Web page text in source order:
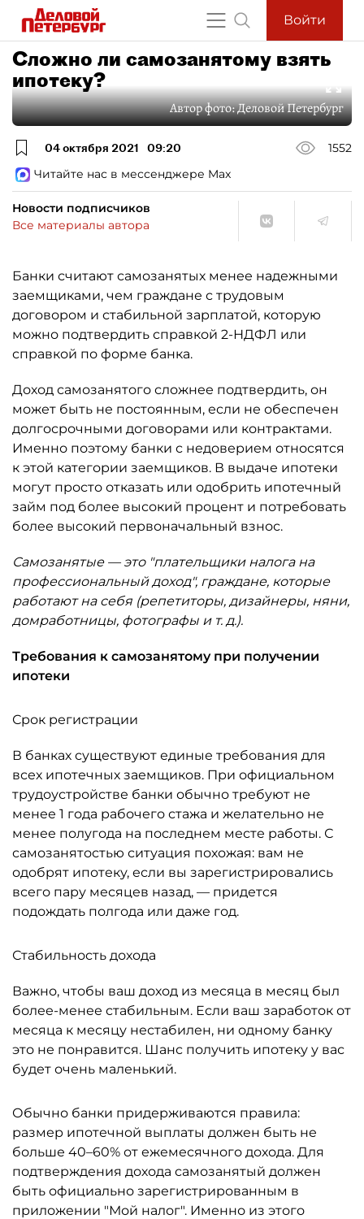
Войти
Сложно ли самозанятому взять
ипотеку?
Автор фото:Деловой Петербург
04 октября 2021 09:20
1552
Читайте нас в мессенджере Max
Новости подписчиков
Все материалы автора
Банки считают самозанятых менее надежными
заемщиками, чем граждане с трудовым
договором и стабильной зарплатой, которую
можно подтвердить справкой 2-НДФЛ или
справкой по форме банка.
Доход самозанятого сложнее подтвердить, он
может быть не постоянным, если не обеспечен
долгосрочными договорами или контрактами.
Именно поэтому банки с недоверием относятся
к этой категории заемщиков. В выдаче ипотеки
могут просто отказать или одобрить ипотечный
займ под более высокий процент и потребовать
более высокий первоначальный взнос.
Самозанятые — это "плательщики налога на
профессиональный доход", граждане, которые
работают на себя (репетиторы, дизайнеры, няни,
домработницы, фотографы и т. д.).
Требования к самозанятому при получении
ипотеки
Срок регистрации
В банках существуют единые требования для
всех ипотечных заемщиков. При официальном
трудоустройстве банки обычно требуют не
менее 1 года рабочего стажа и желательно не
менее полугода на последнем месте работы. С
самозанятостью ситуация похожая: вам не
одобрят ипотеку, если вы зарегистрировались
всего пару месяцев назад, — придется
подождать полгода или даже год.
Стабильность дохода
Важно, чтобы ваш доход из месяца в месяц был
более-менее стабильным. Если ваш заработок от
месяца к месяцу нестабилен, ни одному банку
это не понравится. Шанс получить ипотеку у вас
будет очень маленький.
Обычно банки придерживаются правила:
размер ипотечной выплаты должен быть не
больше 40–60% от ежемесячного дохода. Для
подтверждения дохода самозанятый должен
быть официально зарегистрированным в
приложении "Мой налог". Именно из этого